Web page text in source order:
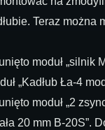
Teraz można
moduł „silnik
„Kadłub Ła-4
moduł „2
20 mm B-20S”.